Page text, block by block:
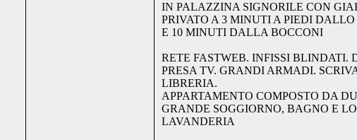
IN PALAZZINA SIGNORILE CON
PRIVATO A 3 MINUTI A PIEDI
E 10 MINUTI DALLA BOCCONI
RETE FASTWEB. INFISSI BLINDATI.
PRESA TV. GRANDI ARMADI.
LIBRERIA.
APPARTAMENTO COMPOSTO DA
GRANDE SOGGIORNO, BAGNO E
LAVANDERIA